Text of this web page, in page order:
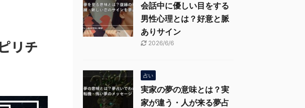
リチ
会話中に優しい目をする
男性心理とは？好意と脈
ありサイン
2026/6/6
占い
実家の夢の意味とは？実
家が違う・人が来る夢占